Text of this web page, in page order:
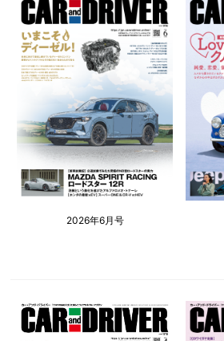
2026年6月号